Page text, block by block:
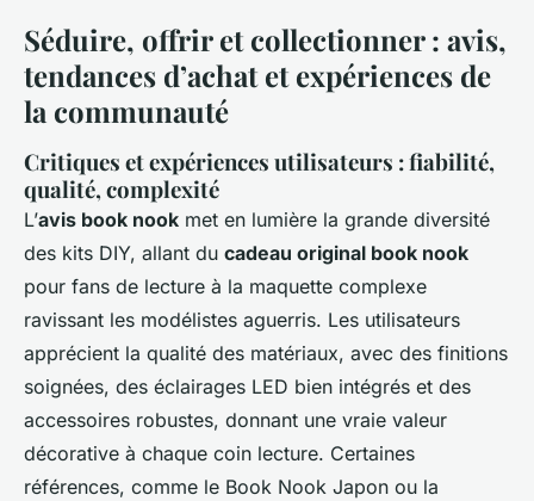
Séduire, offrir et collectionner : avis,
tendances d’achat et expériences de
la communauté
Critiques et expériences utilisateurs : fiabilité,
qualité, complexité
L’avis book nook met en lumière la grande diversité
des kits DIY, allant du cadeau original book nook
pour fans de lecture à la maquette complexe
ravissant les modélistes aguerris. Les utilisateurs
apprécient la qualité des matériaux, avec des finitions
soignées, des éclairages LED bien intégrés et des
accessoires robustes, donnant une vraie valeur
décorative à chaque coin lecture. Certaines
références, comme le Book Nook Japon ou la